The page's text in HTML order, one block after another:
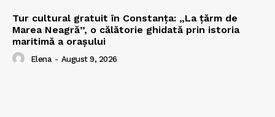
Tur cultural gratuit în Constanța: „La țărm de
Marea Neagră”, o călătorie ghidată prin istoria
maritimă a orașului
Elena - August 9, 2026